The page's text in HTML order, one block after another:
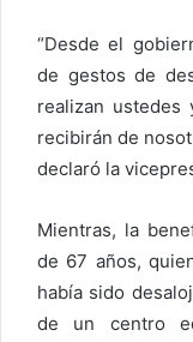
“Desde el
de gestos de
realizan
recibirán de
declaró la
Mientras, la
de 67 años,
había sido
de un centro